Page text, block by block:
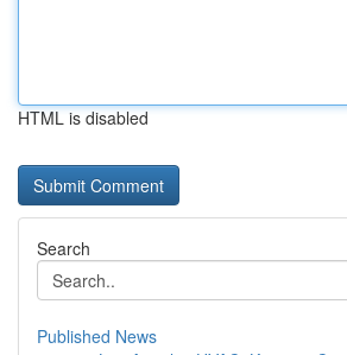
HTML is disabled
Search
Published News